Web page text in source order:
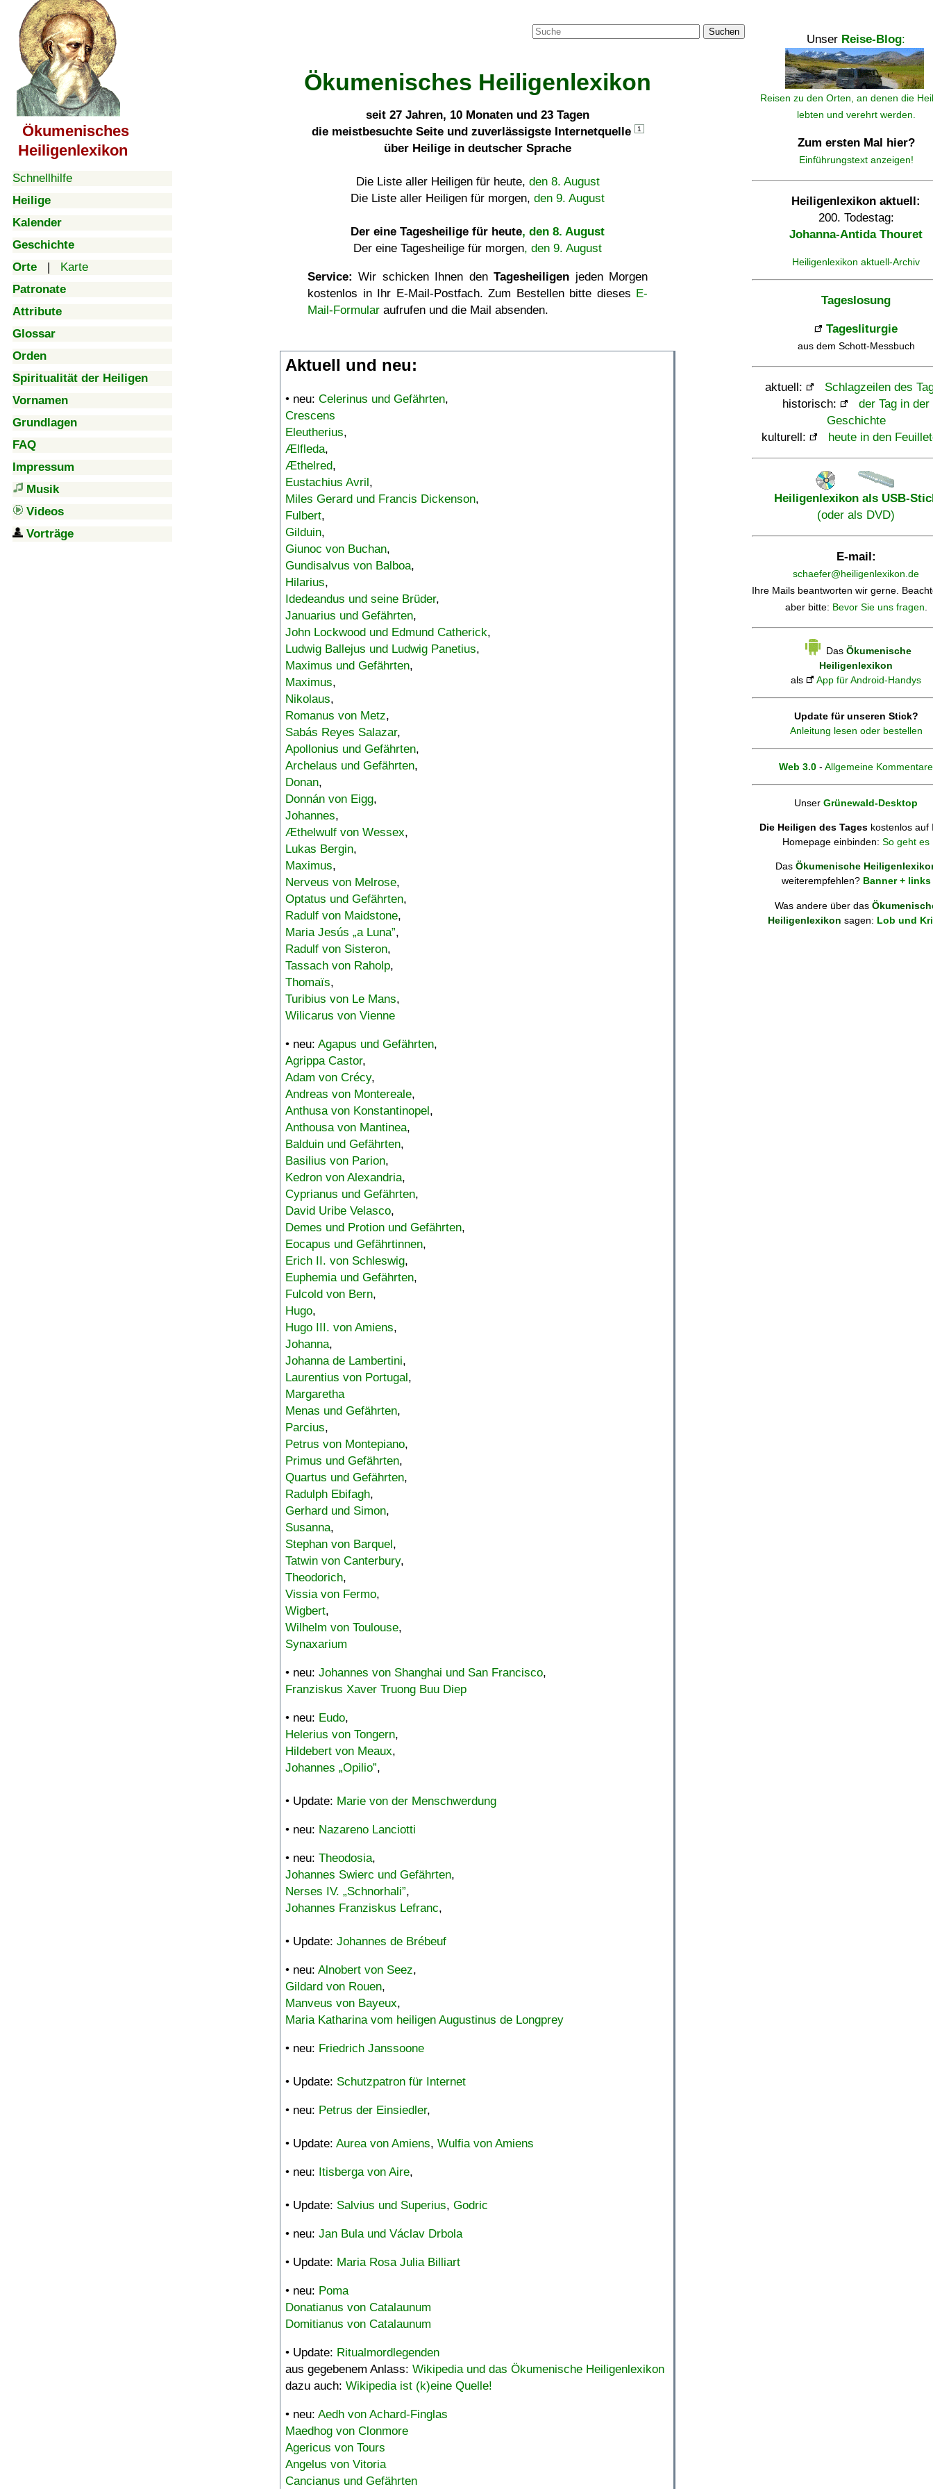
Ökumenisches
Heiligenlexikon
Schnellhilfe
Heilige
Kalender
Geschichte
Orte | Karte
Patronate
Attribute
Glossar
Orden
Spiritualität der Heiligen
Vornamen
Grundlagen
FAQ
Impressum
Musik
Videos
Vorträge
Suchen
Ökumenisches Heiligenlexikon
seit 27 Jahren, 10 Monaten und 23 Tagen
die meistbesuchte Seite und zuverlässigste Internetquelle
1
über Heilige in deutscher Sprache
Die Liste aller Heiligen für heute, den 8. August
Die Liste aller Heiligen für morgen, den 9. August
Der eine Tagesheilige für heute, den 8. August
Der eine Tagesheilige für morgen, den 9. August
Service: Wir schicken Ihnen denTagesheiligen jeden Morgen
kostenlos in Ihr E-Mail-Postfach. Zum Bestellen bitte dieses E-
Mail-Formular aufrufen und die Mail absenden.
Aktuell und neu:
• neu: Celerinus und Gefährten,
Crescens
Eleutherius,
Ælfleda,
Æthelred,
Eustachius Avril,
Miles Gerard und Francis Dickenson,
Fulbert,
Gilduin,
Giunoc von Buchan,
Gundisalvus von Balboa,
Hilarius,
Idedeandus und seine Brüder,
Januarius und Gefährten,
John Lockwood und Edmund Catherick,
Ludwig Ballejus und Ludwig Panetius,
Maximus und Gefährten,
Maximus,
Nikolaus,
Romanus von Metz,
Sabás Reyes Salazar,
Apollonius und Gefährten,
Archelaus und Gefährten,
Donan,
Donnán von Eigg,
Johannes,
Æthelwulf von Wessex,
Lukas Bergin,
Maximus,
Nerveus von Melrose,
Optatus und Gefährten,
Radulf von Maidstone,
Maria Jesús „a Luna”,
Radulf von Sisteron,
Tassach von Raholp,
Thomaïs,
Turibius von Le Mans,
Wilicarus von Vienne
• neu: Agapus und Gefährten,
Agrippa Castor,
Adam von Crécy,
Andreas von Montereale,
Anthusa von Konstantinopel,
Anthousa von Mantinea,
Balduin und Gefährten,
Basilius von Parion,
Kedron von Alexandria,
Cyprianus und Gefährten,
David Uribe Velasco,
Demes und Protion und Gefährten,
Eocapus und Gefährtinnen,
Erich II. von Schleswig,
Euphemia und Gefährten,
Fulcold von Bern,
Hugo,
Hugo III. von Amiens,
Johanna,
Johanna de Lambertini,
Laurentius von Portugal,
Margaretha
Menas und Gefährten,
Parcius,
Petrus von Montepiano,
Primus und Gefährten,
Quartus und Gefährten,
Radulph Ebifagh,
Gerhard und Simon,
Susanna,
Stephan von Barquel,
Tatwin von Canterbury,
Theodorich,
Vissia von Fermo,
Wigbert,
Wilhelm von Toulouse,
Synaxarium
• neu: Johannes von Shanghai und San Francisco,
Franziskus Xaver Truong Buu Diep
• neu: Eudo,
Helerius von Tongern,
Hildebert von Meaux,
Johannes „Opilio”,
• Update: Marie von der Menschwerdung
• neu: Nazareno Lanciotti
• neu: Theodosia,
Johannes Swierc und Gefährten,
Nerses IV. „Schnorhali”,
Johannes Franziskus Lefranc,
• Update: Johannes de Brébeuf
• neu: Alnobert von Seez,
Gildard von Rouen,
Manveus von Bayeux,
Maria Katharina vom heiligen Augustinus de Longprey
• neu: Friedrich Janssoone
• Update: Schutzpatron für Internet
• neu: Petrus der Einsiedler,
• Update: Aurea von Amiens, Wulfia von Amiens
• neu: Itisberga von Aire,
• Update: Salvius und Superius, Godric
• neu: Jan Bula und Václav Drbola
• Update: Maria Rosa Julia Billiart
• neu: Poma
Donatianus von Catalaunum
Domitianus von Catalaunum
• Update: Ritualmordlegenden
aus gegebenem Anlass: Wikipedia und das Ökumenische Heiligenlexikon
dazu auch: Wikipedia ist (k)eine Quelle!
• neu: Aedh von Achard-Finglas
Maedhog von Clonmore
Agericus von Tours
Angelus von Vitoria
Cancianus und Gefährten
Unser Reise-Blog:
Reisen zu den Orten, an denen die
lebten und verehrt werden.
Zum ersten Mal hier?
Einführungstext anzeigen!
Heiligenlexikon aktuell:
200. Todestag:
Johanna-Antida Thouret
Heiligenlexikon aktuell-Archiv
Tageslosung
Tagesliturgie
aus dem Schott-Messbuch
aktuell:
Schlagzeilen des
historisch:
der Tag in der
Geschichte
kulturell:
heute in den
Heiligenlexikon als USB-
(oder als DVD)
E-mail:
schaefer@heiligenlexikon.de
Ihre Mails beantworten wir gerne.
aber bitte: Bevor Sie uns fragen.
Das Ökumenische
Heiligenlexikon
als
App für Android-Handys
Update für unseren Stick?
Anleitung lesen oder bestellen
Web 3.0 - Allgemeine Kommentare
Unser Grünewald-Desktop
Die Heiligen des Tages kostenlos auf
Homepage einbinden: So geht es
Das Ökumenische
weiterempfehlen? Banner + links
Was andere über das
Heiligenlexikon sagen: Lob und